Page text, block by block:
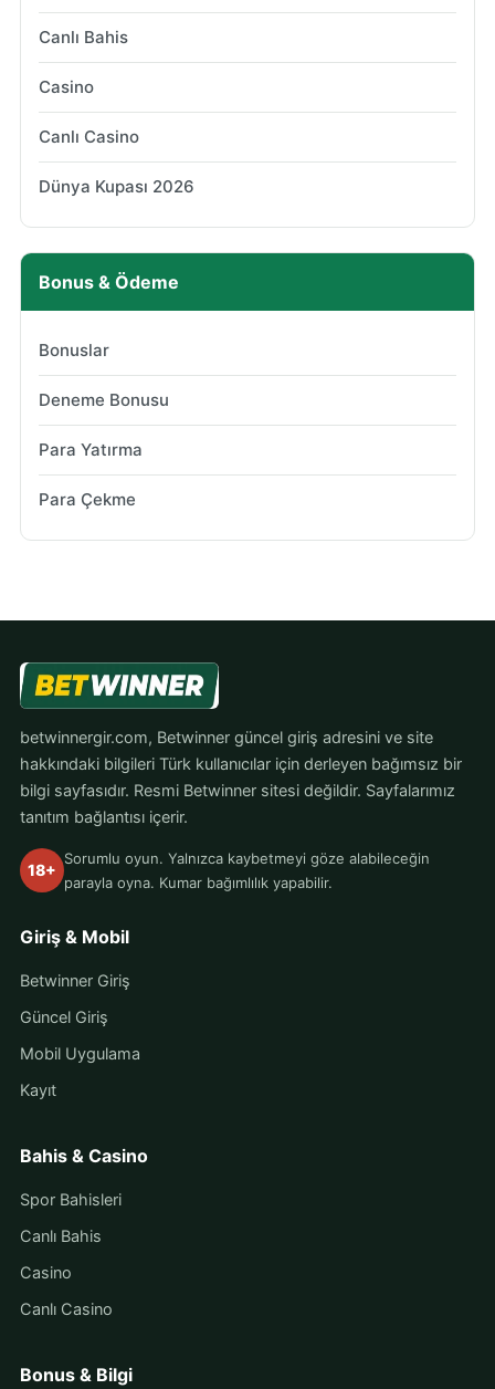
Canlı Bahis
Casino
Canlı Casino
Dünya Kupası 2026
Bonus & Ödeme
Bonuslar
Deneme Bonusu
Para Yatırma
Para Çekme
betwinnergir.com, Betwinner güncel giriş adresini ve site
hakkındaki bilgileri Türk kullanıcılar için derleyen bağımsız bir
bilgi sayfasıdır. Resmi Betwinner sitesi değildir. Sayfalarımız
tanıtım bağlantısı içerir.
18+
Sorumlu oyun. Yalnızca kaybetmeyi göze alabileceğin
parayla oyna. Kumar bağımlılık yapabilir.
Giriş & Mobil
Betwinner Giriş
Güncel Giriş
Mobil Uygulama
Kayıt
Bahis & Casino
Spor Bahisleri
Canlı Bahis
Casino
Canlı Casino
Bonus & Bilgi